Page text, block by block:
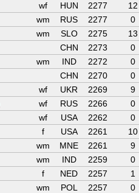
wf HUN 2277
12
wm RUS 2277
0
wm SLO 2275
13
CHN 2273
0
wm IND 2272
0
CHN 2270
0
wf UKR 2269
9
wf RUS 2266
0
wf USA 2262
0
f USA 2261
10
wm MNE 2261
9
wm IND 2259
0
f NED 2257
1
wm POL 2257
0